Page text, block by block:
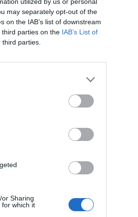
may separately opt-out of the
on the IAB’s list of downstream
parties on the IAB’s List of
parties.
Sharing
which it
για την